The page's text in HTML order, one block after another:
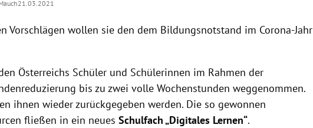
21.03.2021
Vorschlägen wollen sie den dem Bildungsnotstand im Corona-Jahr
Österreichs Schüler und Schülerinnen im Rahmen der
bis zu zwei volle Wochenstunden weggenommen.
ihnen wieder zurückgegeben werden. Die so gewonnen
fließen in ein neues Schulfach „Digitales Lernen“.